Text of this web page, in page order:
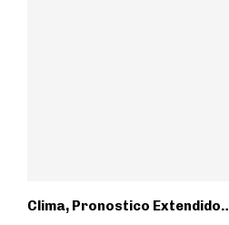
Clima, Pronostico